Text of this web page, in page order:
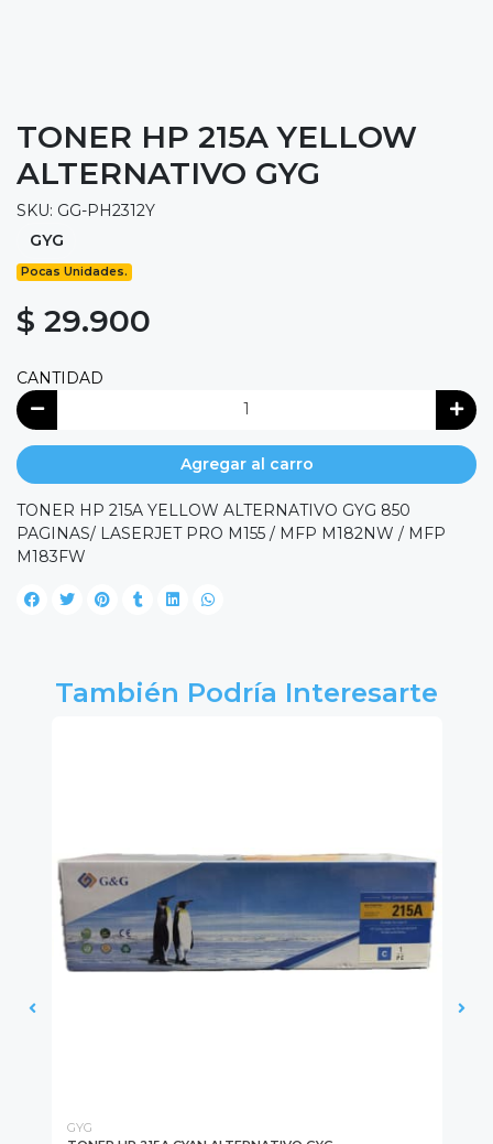
TONER HP 215A YELLOW
ALTERNATIVO GYG
SKU: GG-PH2312Y
GYG
Pocas Unidades.
$ 29.900
CANTIDAD
Agregar al carro
TONER HP 215A YELLOW ALTERNATIVO GYG 850
PAGINAS/ LASERJET PRO M155 / MFP M182NW / MFP
M183FW
También Podría Interesarte
GYG